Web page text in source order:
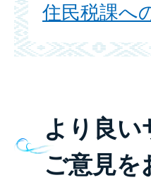
住民税課へ
より良
ご意見を